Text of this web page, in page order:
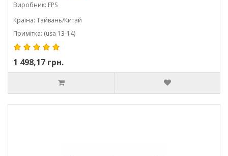
Виробник: FPS
Країна: Тайвань/Китай
Примітка: (usa 13-14)
1 498,17 грн.